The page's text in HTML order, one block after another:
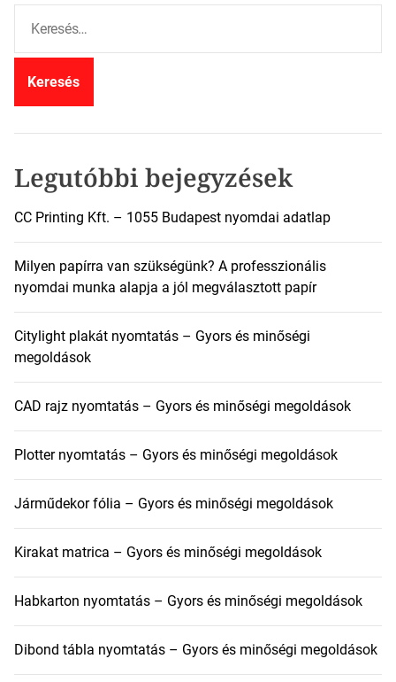
r
Legutóbbi bejegyzések
CC Printing Kft. – 1055 Budapest nyomdai adatlap
Milyen papírra van szükségünk? A professzionális
nyomdai munka alapja a jól megválasztott papír
Citylight plakát nyomtatás – Gyors és minőségi
megoldások
CAD rajz nyomtatás – Gyors és minőségi megoldások
Plotter nyomtatás – Gyors és minőségi megoldások
Járműdekor fólia – Gyors és minőségi megoldások
Kirakat matrica – Gyors és minőségi megoldások
Habkarton nyomtatás – Gyors és minőségi megoldások
Dibond tábla nyomtatás – Gyors és minőségi megoldások